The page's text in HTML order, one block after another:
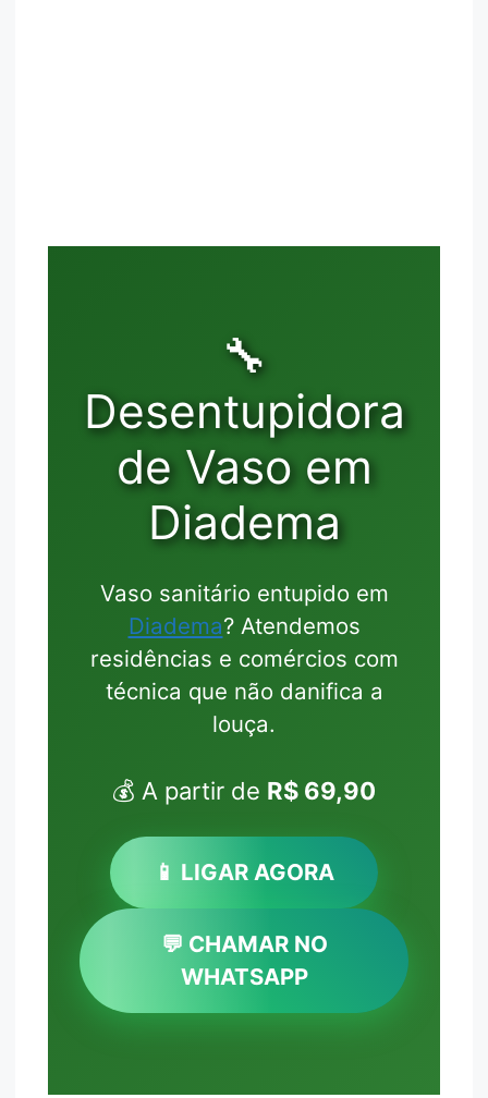
🔧
Desentupidora
de Vaso em
Diadema
Vaso sanitário entupido em
Diadema? Atendemos
residências e comércios com
técnica que não danifica a
louça.
💰 A partir de R$ 69,90
📱 LIGAR AGORA
💬 CHAMAR NO
WHATSAPP